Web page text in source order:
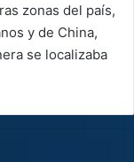
zonas del país,
y de China,
se localizaba